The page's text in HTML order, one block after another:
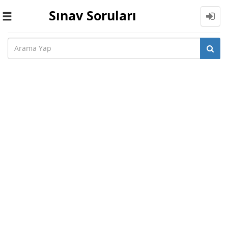
Toggle
Sınav Soruları